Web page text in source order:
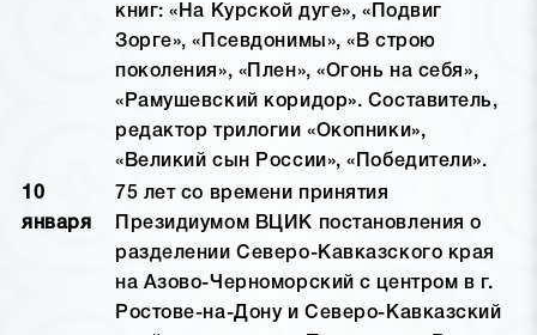
книг: «На Курской дуге», «Подвиг
Зорге», «Псевдонимы», «В строю
поколения», «Плен», «Огонь на себя»,
«Рамушевский коридор». Составитель,
редактор трилогии «Окопники»,
«Великий сын России», «Победители».
10
января
75 лет со времени принятия
Президиумом ВЦИК постановления о
разделении Северо-Кавказского края
на Азово-Черноморский с центром в г.
Ростове-на-Дону и Северо-Кавказский